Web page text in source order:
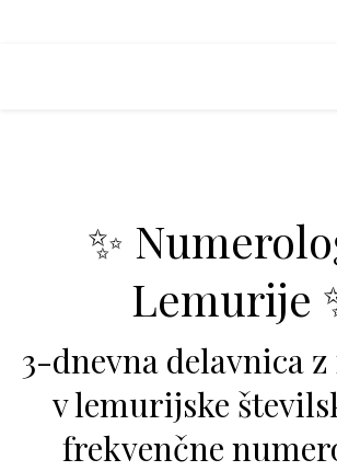
✨
Lemurije
3-dnevna delavnica
v lemurijske
frekvenčne